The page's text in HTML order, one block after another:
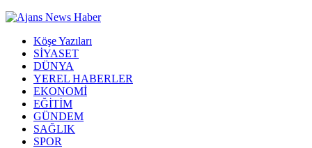
Köşe Yazıları
SİYASET
DÜNYA
YEREL HABERLER
EKONOMİ
EĞİTİM
GÜNDEM
SAĞLIK
SPOR